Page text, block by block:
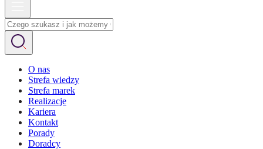
O nas
Strefa wiedzy
Strefa marek
Realizacje
Kariera
Kontakt
Porady
Doradcy